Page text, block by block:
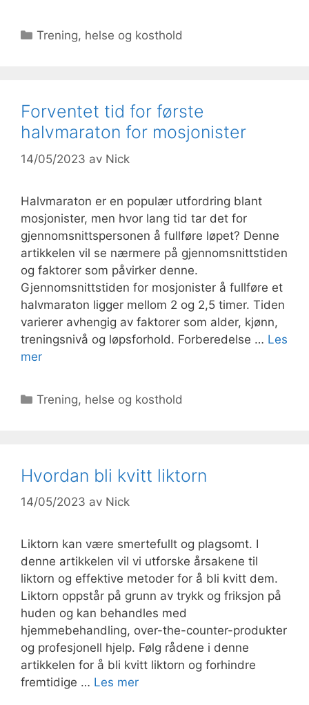
Kategorier
Trening, helse og kosthold
Forventet tid for første
halvmaraton for mosjonister
14/05/2023 av Nick
Halvmaraton er en populær utfordring blant
mosjonister, men hvor lang tid tar det for
gjennomsnittspersonen å fullføre løpet? Denne
artikkelen vil se nærmere på gjennomsnittstiden
og faktorer som påvirker denne.
Gjennomsnittstiden for mosjonister å fullføre et
halvmaraton ligger mellom 2 og 2,5 timer. Tiden
varierer avhengig av faktorer som alder, kjønn,
treningsnivå og løpsforhold. Forberedelse … Les
mer
Kategorier
Trening, helse og kosthold
Hvordan bli kvitt liktorn
14/05/2023 av Nick
Liktorn kan være smertefullt og plagsomt. I
denne artikkelen vil vi utforske årsakene til
liktorn og effektive metoder for å bli kvitt dem.
Liktorn oppstår på grunn av trykk og friksjon på
huden og kan behandles med
hjemmebehandling, over-the-counter-produkter
og profesjonell hjelp. Følg rådene i denne
artikkelen for å bli kvitt liktorn og forhindre
fremtidige … Les mer